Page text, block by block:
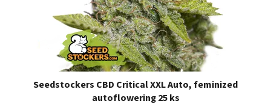
Seedstockers CBD Critical XXL Auto, feminized
autoflowering 25 ks